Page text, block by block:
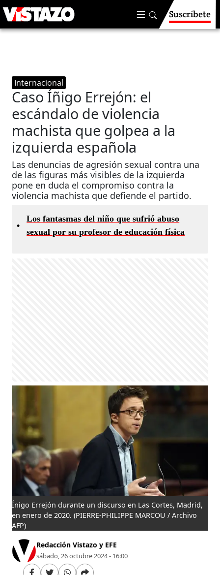
Suscríbete
Internacional
Caso Íñigo Errejón: el
escándalo de violencia
machista que golpea a la
izquierda española
Las denuncias de agresión sexual contra una
de las figuras más visibles de la izquierda
pone en duda el compromiso contra la
violencia machista que defiende el partido.
•
Los fantasmas del niño que sufrió abuso
sexual por su profesor de educación física
Ínigo Errejón durante un discurso en Las Cortes, Madrid,
en enero de 2020. (PIERRE-PHILIPPE MARCOU / Archivo
AFP)
Redacción Vistazo y EFE
sábado, 26 octubre 2024 - 16:00